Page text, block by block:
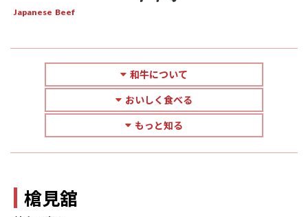
Japanese Beef
和牛について
おいしく食べる
もっと知る
槍見舘